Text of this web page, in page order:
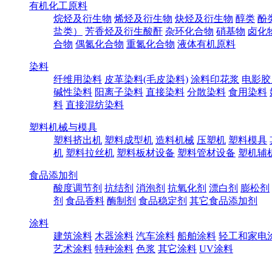
有机化工原料
烷烃及衍生物 烯烃及衍生物 炔烃及衍生物 醇类 酚
盐类）
芳香烃及衍生酸酐 杂环化合物 硝基物 卤化
合物 偶氮化合物 重氮化合物 液体有机原料
染料
纤维用染料 皮革染料(毛皮染料) 涂料印花浆 电影
碱性染料 阳离子染料 直接染料 分散染料 食用染料
料 直接混纺染料
塑料机械与模具
塑料挤出机 塑料成型机 造料机械 压塑机 塑料模具
机 塑料拉丝机 塑料板材设备 塑料管材设备 塑机辅
食品添加剂
酸度调节剂 抗结剂 消泡剂 抗氧化剂 漂白剂 膨松剂
剂 食品香料 酶制剂 食品稳定剂 其它食品添加剂
涂料
建筑涂料 木器涂料 汽车涂料 船舶涂料 轻工和家电
艺术涂料 特种涂料 色浆 其它涂料 UV涂料